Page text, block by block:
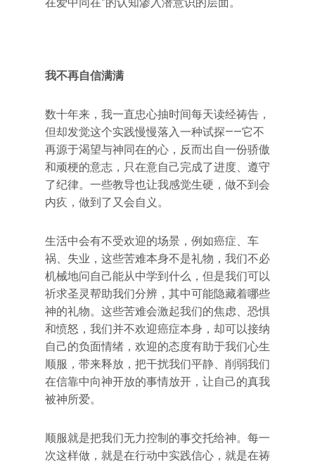
我不再自信满满
数十年来，我一直忠心抽时间每天读经祷告，
但却发觉这个实践慢慢落入一种试探——它不
再源于渴望与神同在的心，反而出自一份骄傲
和顽梗的意志，只在意自己完成了进度、遵守
了纪律。一些教导也让我感觉生硬，做不到会
内疚，做到了又会自义。
生活中会有不受欢迎的场景，例如癌症、车
祸、失业，这些苦难本身不是礼物，我们不必
机械地问自己能从中学到什么，但是我们可以
祈求圣灵帮助我们分辨，其中可能隐藏着哪些
神的礼物。这些苦难会激起我们的焦虑、恐惧
和愤怒，我们并不欢迎癌症本身，却可以接纳
自己的负面情绪，欢迎的态度有助于我们心生
顺服，带来释放，把干扰我们平静、削弱我们
在信靠中向神开放的事情放开，让自己的真我
被神所爱。
顺服就是把我们无力控制的事交托给神。每一
次这样做，就是在行动中实践信心，就是在祷